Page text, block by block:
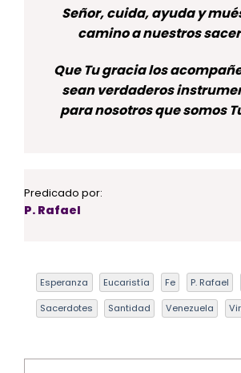
Señor, cuida, ayuda y
camino a nuestros
Que Tu gracia los
sean verdaderos
para nosotros que somos
Predicado por:
P. Rafael
Esperanza Eucaristía Fe P. Rafael
Sacerdotes Santidad Venezuela